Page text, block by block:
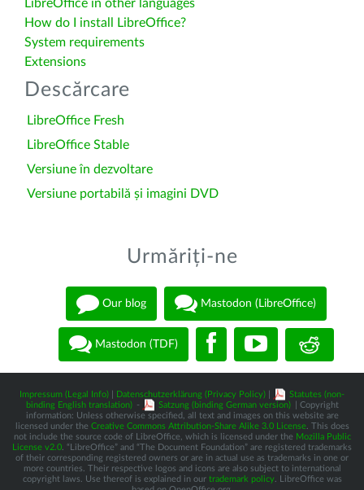
LibreOffice in other languages
How do I install LibreOffice?
System requirements
Extensions
Descărcare
LibreOffice Fresh
LibreOffice Stable
Versiune în dezvoltare
Versiune portabilă și imagini DVD
Urmăriți-ne
Our blog Mastodon (LibreOffice)
Mastodon (TDF)
Impressum (Legal Info) Datenschutzerklärung (Privacy Policy)
Statutes (non-
binding English translation) - Satzung (binding German version)
| Copyright
information: Unless otherwise specified, all text and images on this website are
licensed under the Creative Commons Attribution-Share Alike 3.0 License. This does
not include the source code of LibreOffice, which is licensed under the Mozilla Public
License v2.0 . “LibreOffice” and “The Document Foundation” are registered trademarks
of their corresponding registered owners or are in actual use as trademarks in one or
more countries. Their respective logos and icons are also subject to international
copyright laws. Use thereof is explained in our trademark policy. LibreOffice was